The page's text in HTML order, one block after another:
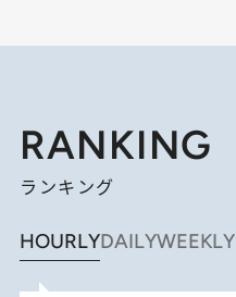
RANKING
ランキング
HOURLYDAILYWEEKLY